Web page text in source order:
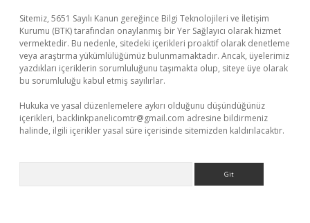
Sitemiz, 5651 Sayılı Kanun gereğince Bilgi Teknolojileri ve İletişim
Kurumu (BTK) tarafından onaylanmış bir Yer Sağlayıcı olarak hizmet
vermektedir. Bu nedenle, sitedeki içerikleri proaktif olarak denetleme
veya araştırma yükümlülüğümüz bulunmamaktadır. Ancak, üyelerimiz
yazdıkları içeriklerin sorumluluğunu taşımakta olup, siteye üye olarak
bu sorumluluğu kabul etmiş sayılırlar.
Hukuka ve yasal düzenlemelere aykırı olduğunu düşündüğünüz
içerikleri, backlinkpanelicomtr@gmail.com adresine bildirmeniz
halinde, ilgili içerikler yasal süre içerisinde sitemizden kaldırılacaktır.